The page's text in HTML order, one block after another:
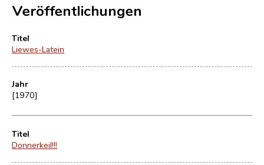
Veröffentlichungen
Titel
Liewes-Latein
Jahr
[1970]
Titel
Donnerkeil!!!